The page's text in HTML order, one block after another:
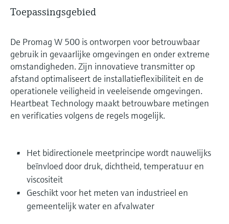
Toepassingsgebied
De Promag W 500 is ontworpen voor betrouwbaar
gebruik in gevaarlijke omgevingen en onder extreme
omstandigheden. Zijn innovatieve transmitter op
afstand optimaliseert de installatieflexibiliteit en de
operationele veiligheid in veeleisende omgevingen.
Heartbeat Technology maakt betrouwbare metingen
en verificaties volgens de regels mogelijk.
Het bidirectionele meetprincipe wordt nauwelijks
beïnvloed door druk, dichtheid, temperatuur en
viscositeit
Geschikt voor het meten van industrieel en
gemeentelijk water en afvalwater